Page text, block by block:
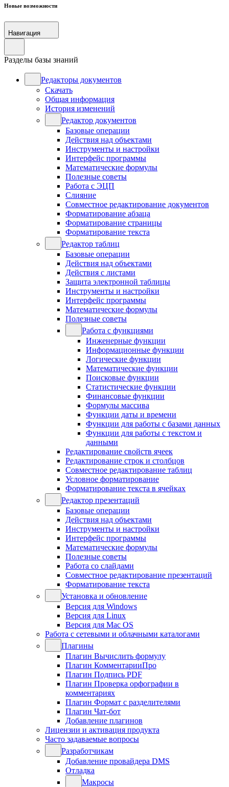
Новые возможности
Навигация
Разделы базы знаний
Редакторы документов
Скачать
Общая информация
История изменений
Редактор документов
Базовые операции
Действия над объектами
Инструменты и настройки
Интерфейс программы
Математические формулы
Полезные советы
Работа с ЭЦП
Слияние
Совместное редактирование документов
Форматирование абзаца
Форматирование страницы
Форматирование текста
Редактор таблиц
Базовые операции
Действия над объектами
Действия с листами
Защита электронной таблицы
Инструменты и настройки
Интерфейс программы
Математические формулы
Полезные советы
Работа с функциями
Инженерные функции
Информационные функции
Логические функции
Математические функции
Поисковые функции
Статистические функции
Финансовые функции
Формулы массива
Функции даты и времени
Функции для работы с базами данных
Функции для работы с текстом и
данными
Редактирование свойств ячеек
Редактирование строк и столбцов
Совместное редактирование таблиц
Условное форматирование
Форматирование текста в ячейках
Редактор презентаций
Базовые операции
Действия над объектами
Инструменты и настройки
Интерфейс программы
Математические формулы
Полезные советы
Работа со слайдами
Совместное редактирование презентаций
Форматирование текста
Установка и обновление
Версия для Windows
Версия для Linux
Версия для Mac OS
Работа с сетевыми и облачными каталогами
Плагины
Плагин Вычислить формулу
Плагин КомментарииПро
Плагин Подпись PDF
Плагин Проверка орфографии в
комментариях
Плагин Формат с разделителями
Плагин Чат-бот
Добавление плагинов
Лицензии и активация продукта
Часто задаваемые вопросы
Разработчикам
Добавление провайдера DMS
Отладка
Макросы